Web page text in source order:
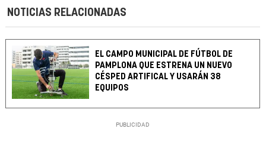
NOTICIAS RELACIONADAS
EL CAMPO MUNICIPAL DE FÚTBOL DE
PAMPLONA QUE ESTRENA UN NUEVO
CÉSPED ARTIFICAL Y USARÁN 38
EQUIPOS